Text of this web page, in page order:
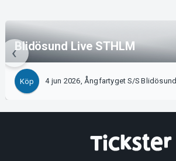
Blidösund Live STHLM
Köp 4 jun 2026, Ångfartyget S/S Blidösund